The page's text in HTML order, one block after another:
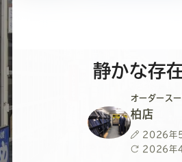
ダ
ー ー
ダ
ー
静かな存在
オーダース
柏店
投
稿
2026年
最
2026年